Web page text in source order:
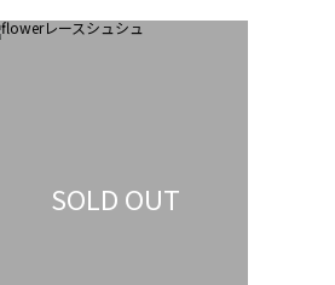
SOLD OUT